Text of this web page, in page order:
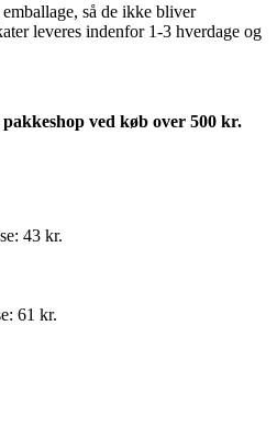
så de ikke bliver
leveres indenfor 1-3 hverdage og
ved køb over 500 kr.
43 kr.
61 kr.